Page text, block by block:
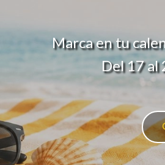
Marca en tu
Del 17 al